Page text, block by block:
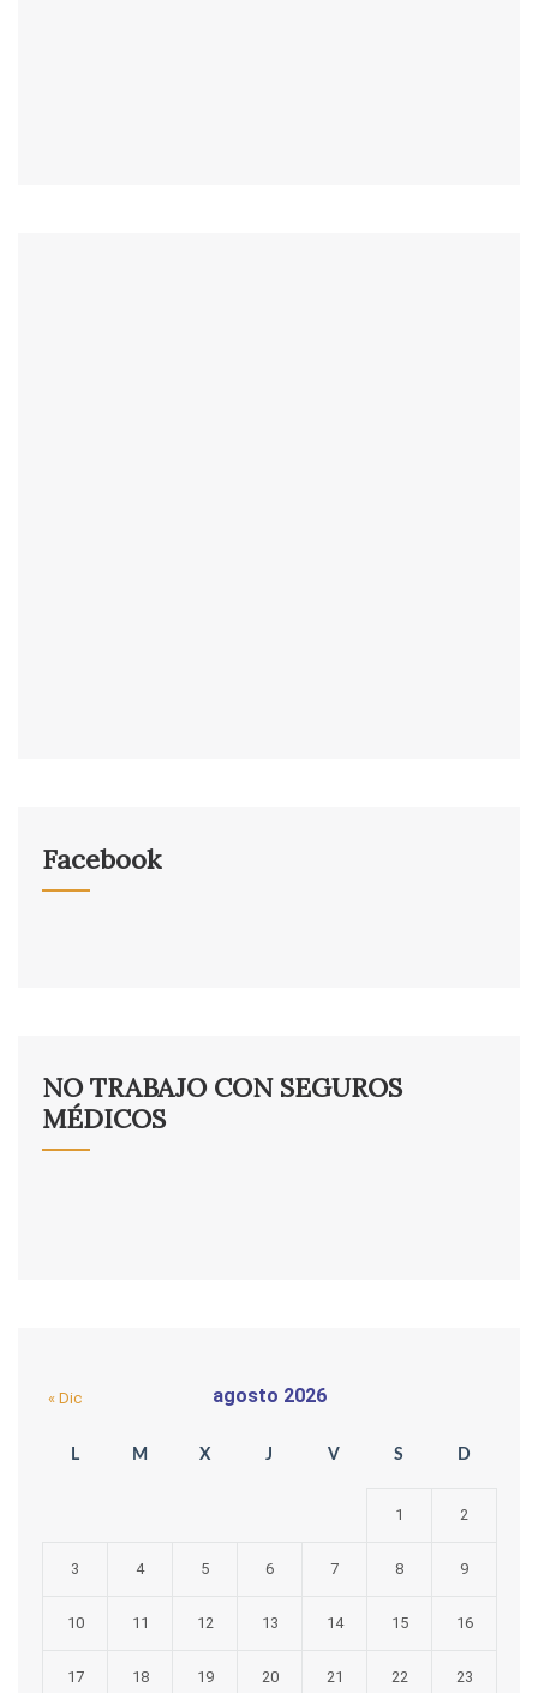
Facebook
NO TRABAJO CON SEGUROS
MÉDICOS
agosto 2026
L M X J V S D
1 2
3 4 5 6 7 8 9
10 11 12 13 14 15 16
17 18 19 20 21 22 23
« Dic